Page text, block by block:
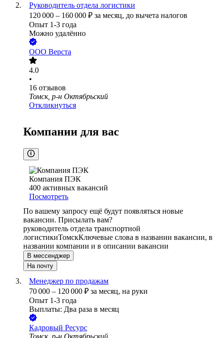
Руководитель отдела логистики
120 000 – 160 000 ₽ за месяц, до вычета налогов
Опыт 1-3 года
Можно удалённо
ООО Верста
4.0
•
16 отзывов
Томск, р-н Октябрьский
Откликнуться
Компании для вас
Компания ПЭК
400 активных вакансий
Посмотреть
По вашему запросу ещё будут появляться новые
вакансии. Присылать вам?
руководитель отдела транспортной
логистикиТомскКлючевые слова в названии вакансии, в
названии компании и в описании вакансии
В мессенджер
На почту
Менеджер по продажам
70 000 – 120 000 ₽ за месяц, на руки
Опыт 1-3 года
Выплаты: Два раза в месяц
Кадровый Ресурс